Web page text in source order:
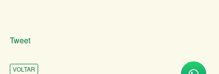
Tweet
VOLTAR